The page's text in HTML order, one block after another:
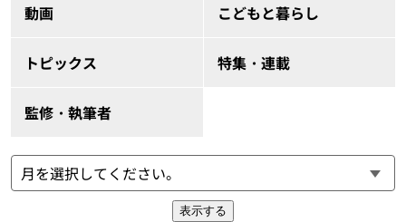
動画 こどもと暮らし
トピックス 特集・連載
監修・執筆者
表示する